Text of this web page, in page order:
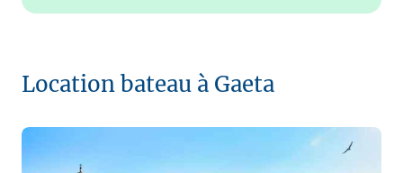
Location bateau à Gaeta